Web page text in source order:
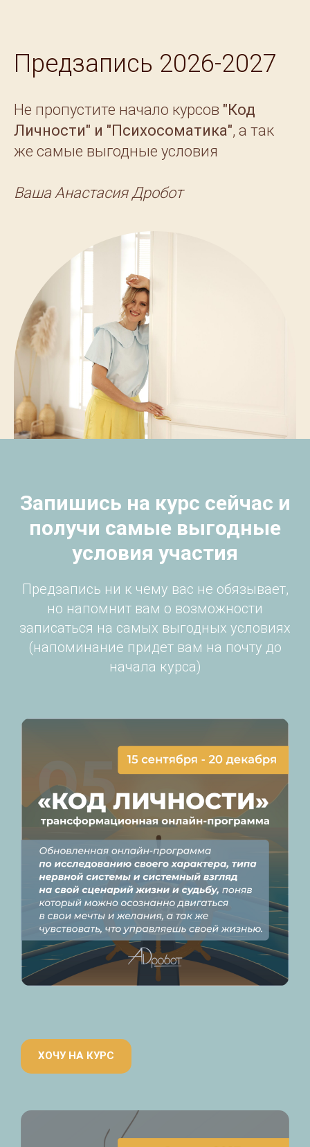
Предзапись 2026-2027
Не пропустите начало курсов "Код
Личности" и "Психосоматика", а так
же самые выгодные условия
Ваша Анастасия Дробот
Запишись на курс сейчас и
получи самые выгодные
условия участия
Предзапись ни к чему вас не обязывает,
но напомнит вам о возможности
записаться на самых выгодных условиях
(напоминание придет вам на почту до
начала курса)
ХОЧУ НА КУРС